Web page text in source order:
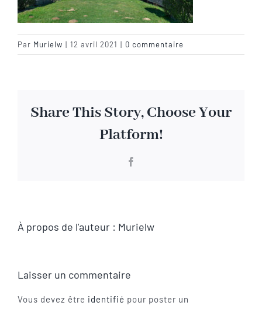
Visite virtuelle
Par Murielw | 12 avril 2021 | 0 commentaire
Share This Story, Choose Your
Platform!
À propos de l'auteur : Murielw
Laisser un commentaire
Vous devez être identifié pour poster un